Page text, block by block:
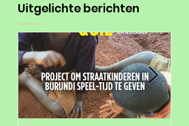
Uitgelichte berichten